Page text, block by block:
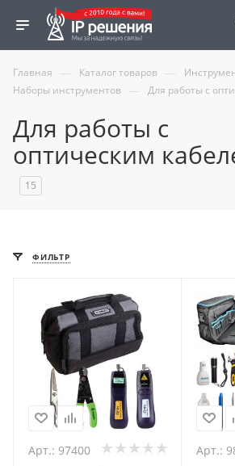
Главная — Каталог товаров —
Наборы инструментов — Для работы с
Для работы с
оптическим
15
ФИЛЬТР
Арт.: 97400 Арт.: